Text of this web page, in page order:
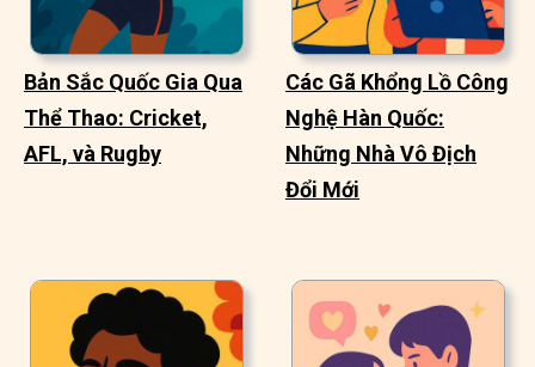
Bản Sắc Quốc Gia Qua
Thể Thao: Cricket,
AFL, và Rugby
Các Gã Khổng Lồ Công
Nghệ Hàn Quốc:
Những Nhà Vô Địch
Đổi Mới